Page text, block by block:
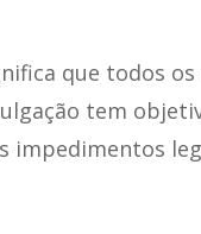
que todos
tem
impedimentos